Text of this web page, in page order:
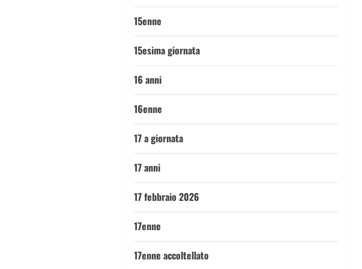
15enne
15esima giornata
16 anni
16enne
17 a giornata
17 anni
17 febbraio 2026
17enne
17enne accoltellato